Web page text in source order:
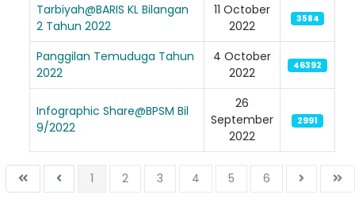
Tarbiyah@BARIS KL Bilangan
2 Tahun 2022
11 October
2022
3584
Panggilan Temuduga Tahun
2022
4 October
2022
46392
Infographic Share@BPSM Bil
9/2022
26
September
2022
2991
1 2 3 4 5 6